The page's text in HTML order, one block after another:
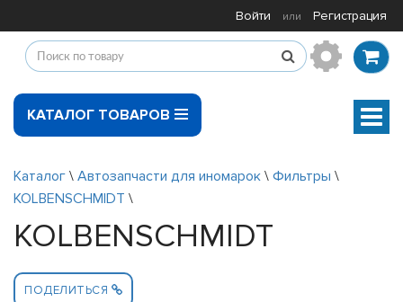
Войти или Регистрация
КАТАЛОГ ТОВАРОВ
Каталог \ Автозапчасти для иномарок \ Фильтры \
KOLBENSCHMIDT \
KOLBENSCHMIDT
ПОДЕЛИТЬСЯ